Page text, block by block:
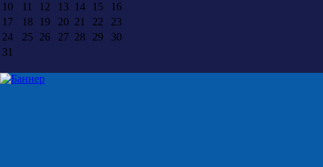
10
11 12 13 14 15
16
17
18 19 20 21 22
23
24
25 26 27 28 29
30
31